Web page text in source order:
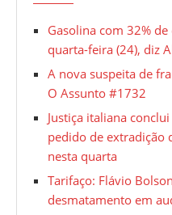
Gasolina com 32%
quarta-feira (24), diz
A nova suspeita de
O Assunto #1732
Justiça italiana
pedido de extradição
nesta quarta
Tarifaço: Flávio
desmatamento em